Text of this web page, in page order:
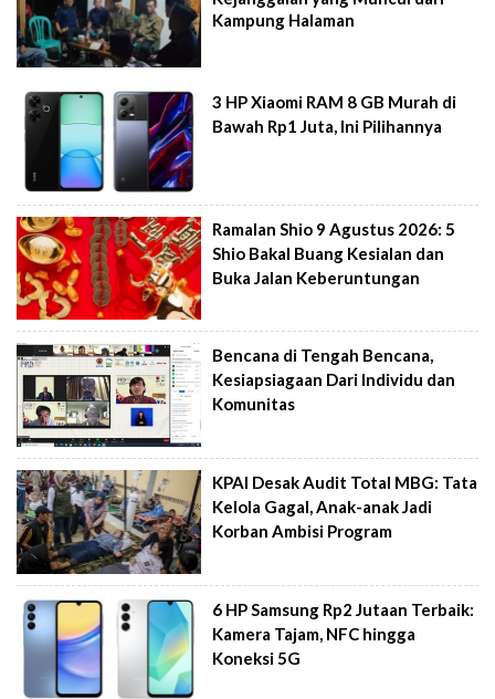
Kampung Halaman
3 HP Xiaomi RAM 8 GB Murah di
Bawah Rp1 Juta, Ini Pilihannya
Ramalan Shio 9 Agustus 2026: 5
Shio Bakal Buang Kesialan dan
Buka Jalan Keberuntungan
Bencana di Tengah Bencana,
Kesiapsiagaan Dari Individu dan
Komunitas
KPAI Desak Audit Total MBG: Tata
Kelola Gagal, Anak-anak Jadi
Korban Ambisi Program
6 HP Samsung Rp2 Jutaan Terbaik:
Kamera Tajam, NFC hingga
Koneksi 5G